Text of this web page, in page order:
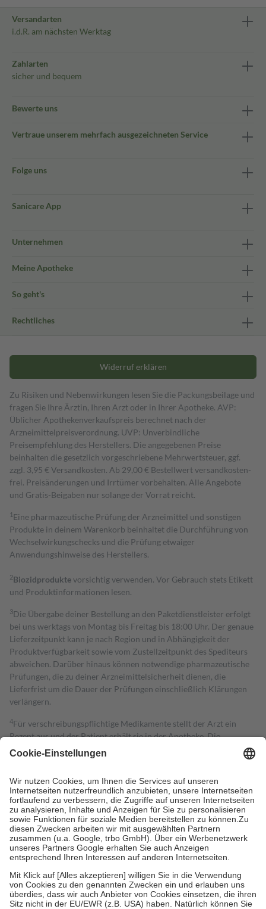
Versandarten
i.d.R. am nächsten Werktag
Zahlarten
sicher und bequem
Bewerte uns
Vertraue unserem mehrfach ausgezeichneten Service
Folge uns
Sanicare App
Unternehmen
Meine Apotheke
So geht's
Rechtliches
Widerruf erklären
Zu Risiken und Nebenwirkungen lesen Sie die Packungsbeilage und
fragen Sie Ihre Ärztin, Ihren Arzt oder in Ihrer Apotheke. AVP:
Üblicher Apothekenverkaufspreis berechnet nach der
Arzneimittelpreisverordnung. UVP: Unverbindliche
Preisempfehlung des Herstellers. Die angegebenen Preise
beinhalten die gesetzlich vorgeschriebene Mehrwertsteuer, ggf.
zzgl. 3,95 € Versandkosten. Ab 29,00 € Bestell­wert versand­kosten­
frei. Preisänderungen und Irrtümer vorbehalten. Alle Angebote
und Gratis-Beigaben nur solange der Vorrat reicht.
1 Eine pharmazeutische Prüfung der Arzneimittel und sonstigen
Produkte in deinem Warenkorb beinhaltet die Durchführung von
Wechselwirkungschecks und die Prüfung etwaiger
Anwendungshinweise des Herstellers.
2Biozidproduktevorsichtig verwenden. Vor Gebrauch stets Etikett
und Produktinformationen lesen.
3Die Übergabe deiner Bestellung an den Paketdienstleister erfolgt
bei uns werktags von Montag bis Freitag bis 18:00 Uhr. Der genaue
Lieferzeitpunkt kann je nach Region und in Abhängigkeit der
Produktverfügbarkeit sowie vom Zustellzeitpunkt des Spediteurs
abweichen. Darüber hinaus können notwendige pharmazeutische
Prüfungen, die zu deiner Arzneimittelsicherheit dienen, die
Lieferfrist um die Dauer der Prüfungen einschließlich Klärungen
verlängern.
4Für verschreibungspflichtige Medikamente stellt der Arzt ein
Rezept aus und der Patient erhält sie in der Apotheke. Die
gesetzliche Krankenversicherung übernimmt in der Regel die
Kosten dafür, der Versicherte trägt einen Teil davon als Zuzahlung
Grundsätzlich leisten Mitglieder Zuzahlungen in Höhe von zehn
Prozent des Abgabepreises,mindestens jedochfünf Euround
höchstens zehn Euro.Es sind jedoch nie mehr als die tatsächlichen
Kosten der Leistung zu entrichten.
Diese Regeln gelten grundsätzlich auch für Online-Apotheken.
Bei Heilmitteln und häuslicher Krankenpflege beträgt die
Zuzahlung zehn Prozent der Kosten sowie zehn Euro je
Verordnung.
Um das Engagement der Versicherten für ihre eigene Gesundheit zu
stärken und die besondere Stellung der Familie zu unterstützen,